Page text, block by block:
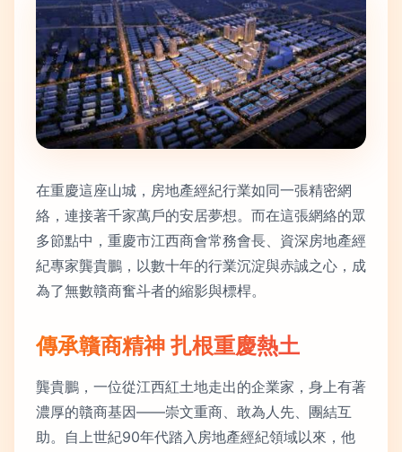
在重慶這座山城，房地產經紀行業如同一張精密網
絡，連接著千家萬戶的安居夢想。而在這張網絡的眾
多節點中，重慶市江西商會常務會長、資深房地產經
紀專家龔貴鵬，以數十年的行業沉淀與赤誠之心，成
為了無數贛商奮斗者的縮影與標桿。
傳承贛商精神 扎根重慶熱土
龔貴鵬，一位從江西紅土地走出的企業家，身上有著
濃厚的贛商基因——崇文重商、敢為人先、團結互
助。自上世紀90年代踏入房地產經紀領域以來，他